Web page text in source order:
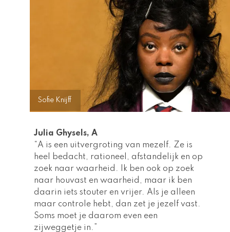
Julia Ghysels, A
“A is een uitvergroting van mezelf. Ze is
heel bedacht, rationeel, afstandelijk en op
zoek naar waarheid. Ik ben ook op zoek
naar houvast en waarheid, maar ik ben
daarin iets stouter en vrijer. Als je alleen
maar controle hebt, dan zet je jezelf vast.
Soms moet je daarom even een
zijweggetje in.”
Sofie Knijff